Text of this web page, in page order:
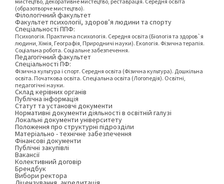
(образотворче мистецтво).
Філологічний факультет
Факультет психології, здоров’я людини та спорту
Спеціальності ППФ:
Психологія. Практична психологія. Середня освіта (Біологія та здоров`я
людини, Хімія, Географія, Природничі науки). Екологія. Фізична терапія.
Соціальна робота. Соціальне забезпечення.
Педагогічний факультет
Спеціальності ПФ:
Фізична культура і спорт. Середня освіта (Фізична культура). Дошкільна
освіта. Початкова освіта. Спеціальна освіта (Логопедія). Освітні,
педагогічні науки.
Склад керівних органів
Публічна інформація
Статут та установчі документи
Нормативні документи діяльності в освітній галузі
Локальні документи університету
Положення про структурні підрозділи
Матеріально - технічне забезпечення
Фінансові документи
Публічні закупівлі
Вакансії
Колективний договір
Брендбук
Вибори ректора